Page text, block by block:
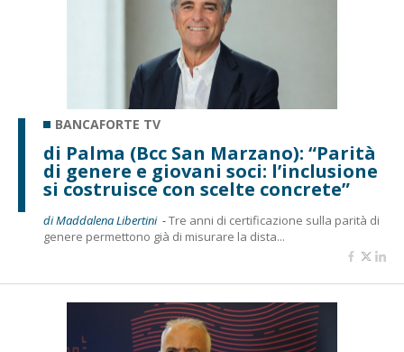
BANCAFORTE TV
di Palma (Bcc San Marzano): “Parità
di genere e giovani soci: l’inclusione
si costruisce con scelte concrete”
di Maddalena Libertini -Tre anni di certificazione sulla parità di
genere permettono già di misurare la dista...